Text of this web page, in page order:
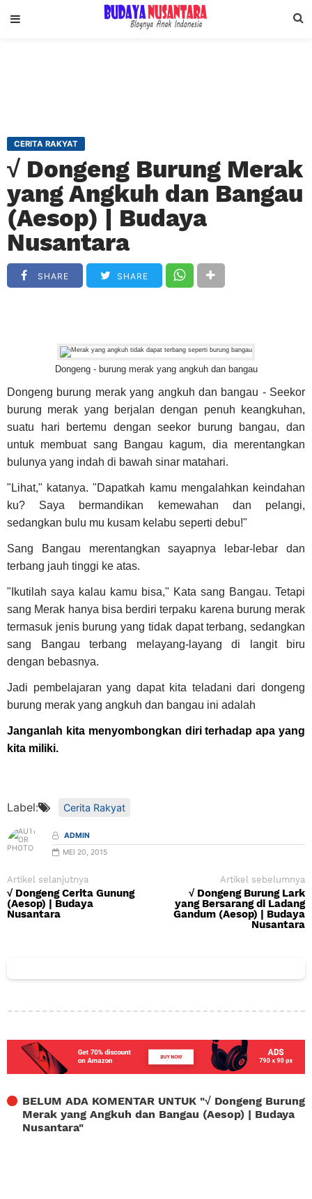
CERITA RAKYAT
√ Dongeng Burung Merak
yang Angkuh dan Bangau
(Aesop) | Budaya
Nusantara
SHARE SHARE
Dongeng - burung merak yang angkuh dan bangau
Dongeng burung merak yang angkuh dan bangau - Seekor
burung merak yang berjalan dengan penuh keangkuhan,
suatu hari bertemu dengan seekor burung bangau, dan
untuk membuat sang Bangau kagum, dia merentangkan
bulunya yang indah di bawah sinar matahari.
"Lihat," katanya. "Dapatkah kamu mengalahkan keindahan
ku? Saya bermandikan kemewahan dan pelangi,
sedangkan bulu mu kusam kelabu seperti debu!"
Sang Bangau merentangkan sayapnya lebar-lebar dan
terbang jauh tinggi ke atas.
"Ikutilah saya kalau kamu bisa," Kata sang Bangau. Tetapi
sang Merak hanya bisa berdiri terpaku karena burung merak
termasuk jenis burung yang tidak dapat terbang, sedangkan
sang Bangau terbang melayang-layang di langit biru
dengan bebasnya.
Jadi pembelajaran yang dapat kita teladani dari dongeng
burung merak yang angkuh dan bangau ini adalah
Janganlah kita menyombongkan diri terhadap apa yang
kita miliki.
Label: Cerita Rakyat
ADMIN
MEI 20, 2015
Artikel selanjutnya
√ Dongeng Cerita Gunung
(Aesop) | Budaya
Nusantara
Artikel sebelumnya
√ Dongeng Burung Lark
yang Bersarang di Ladang
Gandum (Aesop) | Budaya
Nusantara
BELUM ADA KOMENTAR UNTUK "√ Dongeng Burung
Merak yang Angkuh dan Bangau (Aesop) | Budaya
Nusantara"